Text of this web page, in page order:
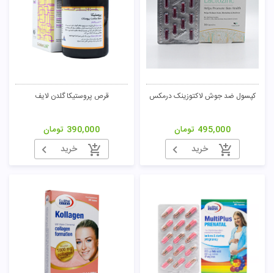
کپسول ضد جوش لاکتوزینک درمکس
495,000 تومان
خرید
قرص پروستیکا گلدن لایف
390,000 تومان
خرید